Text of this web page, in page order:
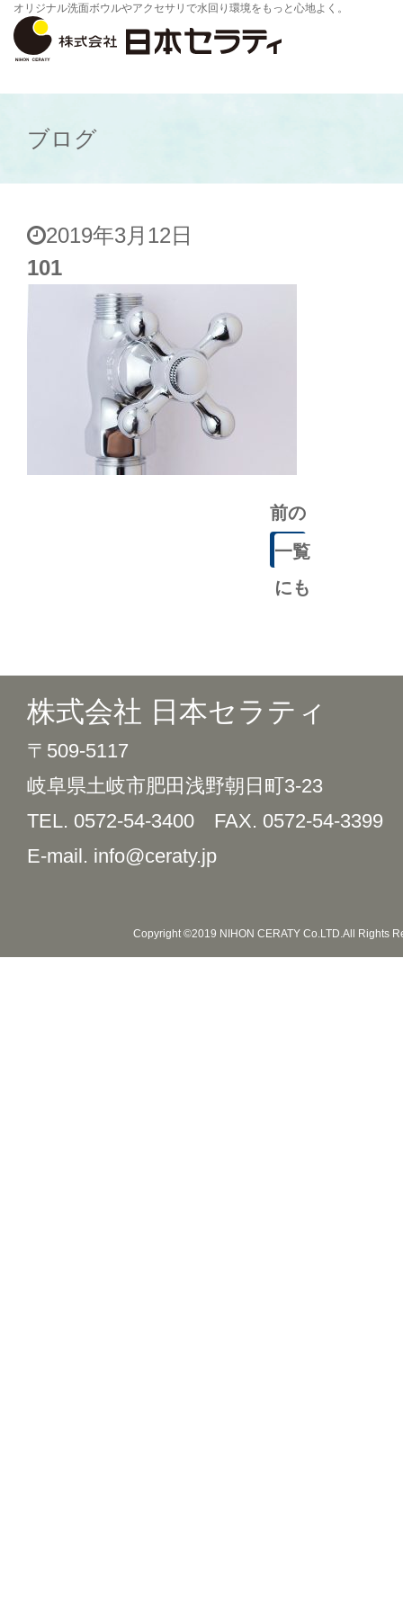
オリジナル洗面ボウルやアクセサリで水回り環境をもっと心地よく。
ブログ
2019年3月12日
101
前の
記事
一覧
にも
株式会社 日本セラティ
〒509-5117
岐阜県土岐市肥田浅野朝日町3-23
TEL. 0572-54-3400 FAX. 0572-54-3399
E-mail. info@ceraty.jp
Copyright ©2019 NIHON CERATY Co.LTD.All Rights